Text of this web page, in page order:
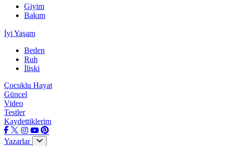
Giyim
Bakım
İyi Yaşam
Beden
Ruh
İlişki
Çocuklu Hayat
Güncel
Video
Testler
Kaydettiklerim
Yazarlar